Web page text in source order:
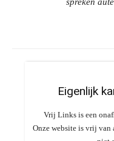
spreken
Eigenlijk
Vrij Links is een
Onze website is vrij van